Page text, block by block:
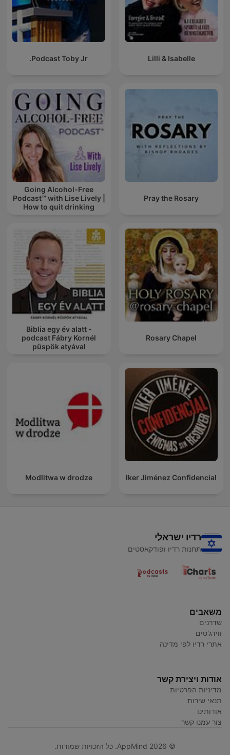
Lilli & Isabelle
Podcast Toby Jr.
Pray the Rosary
Going Alcohol-Free
Podcast™ with Lise Lively |
How to quit drinking
Rosary Chapel
Biblia egy év alatt -
podcast Fábry Kornél
püspök atyával
Iker Jiménez Confidencial
Modlitwa w drodze
רדיו ישראלי
תחנות רדיו ופודקאסטים
משאבים
שדרנים
ווידג'טים
אתרי רדיו לפי מדינה
אודות ויצירת קשר
מדיניות הפרטיות
תנאי שירות
אודותינו
צור עמנו קשר
© AppMind 2026. כל הזכויות שמורות.